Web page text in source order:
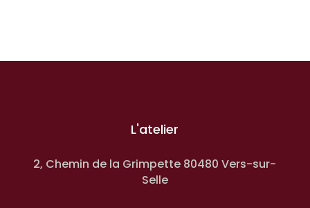
L'atelier
2, Chemin de la Grimpette 80480 Vers-sur-
Selle